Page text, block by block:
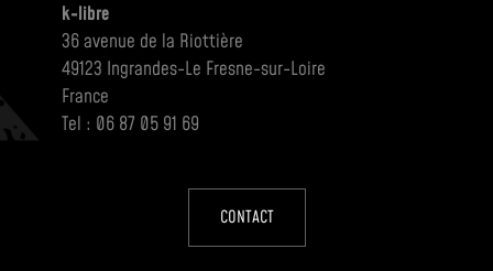
k-libre
36 avenue de la Riottière
49123 Ingrandes-Le Fresne-sur-Loire
France
Tel : 06 87 05 91 69
CONTACT